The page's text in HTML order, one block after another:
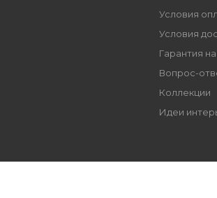
Условия
Условия
Гарантия
Вопрос-
Коллекции
Идеи